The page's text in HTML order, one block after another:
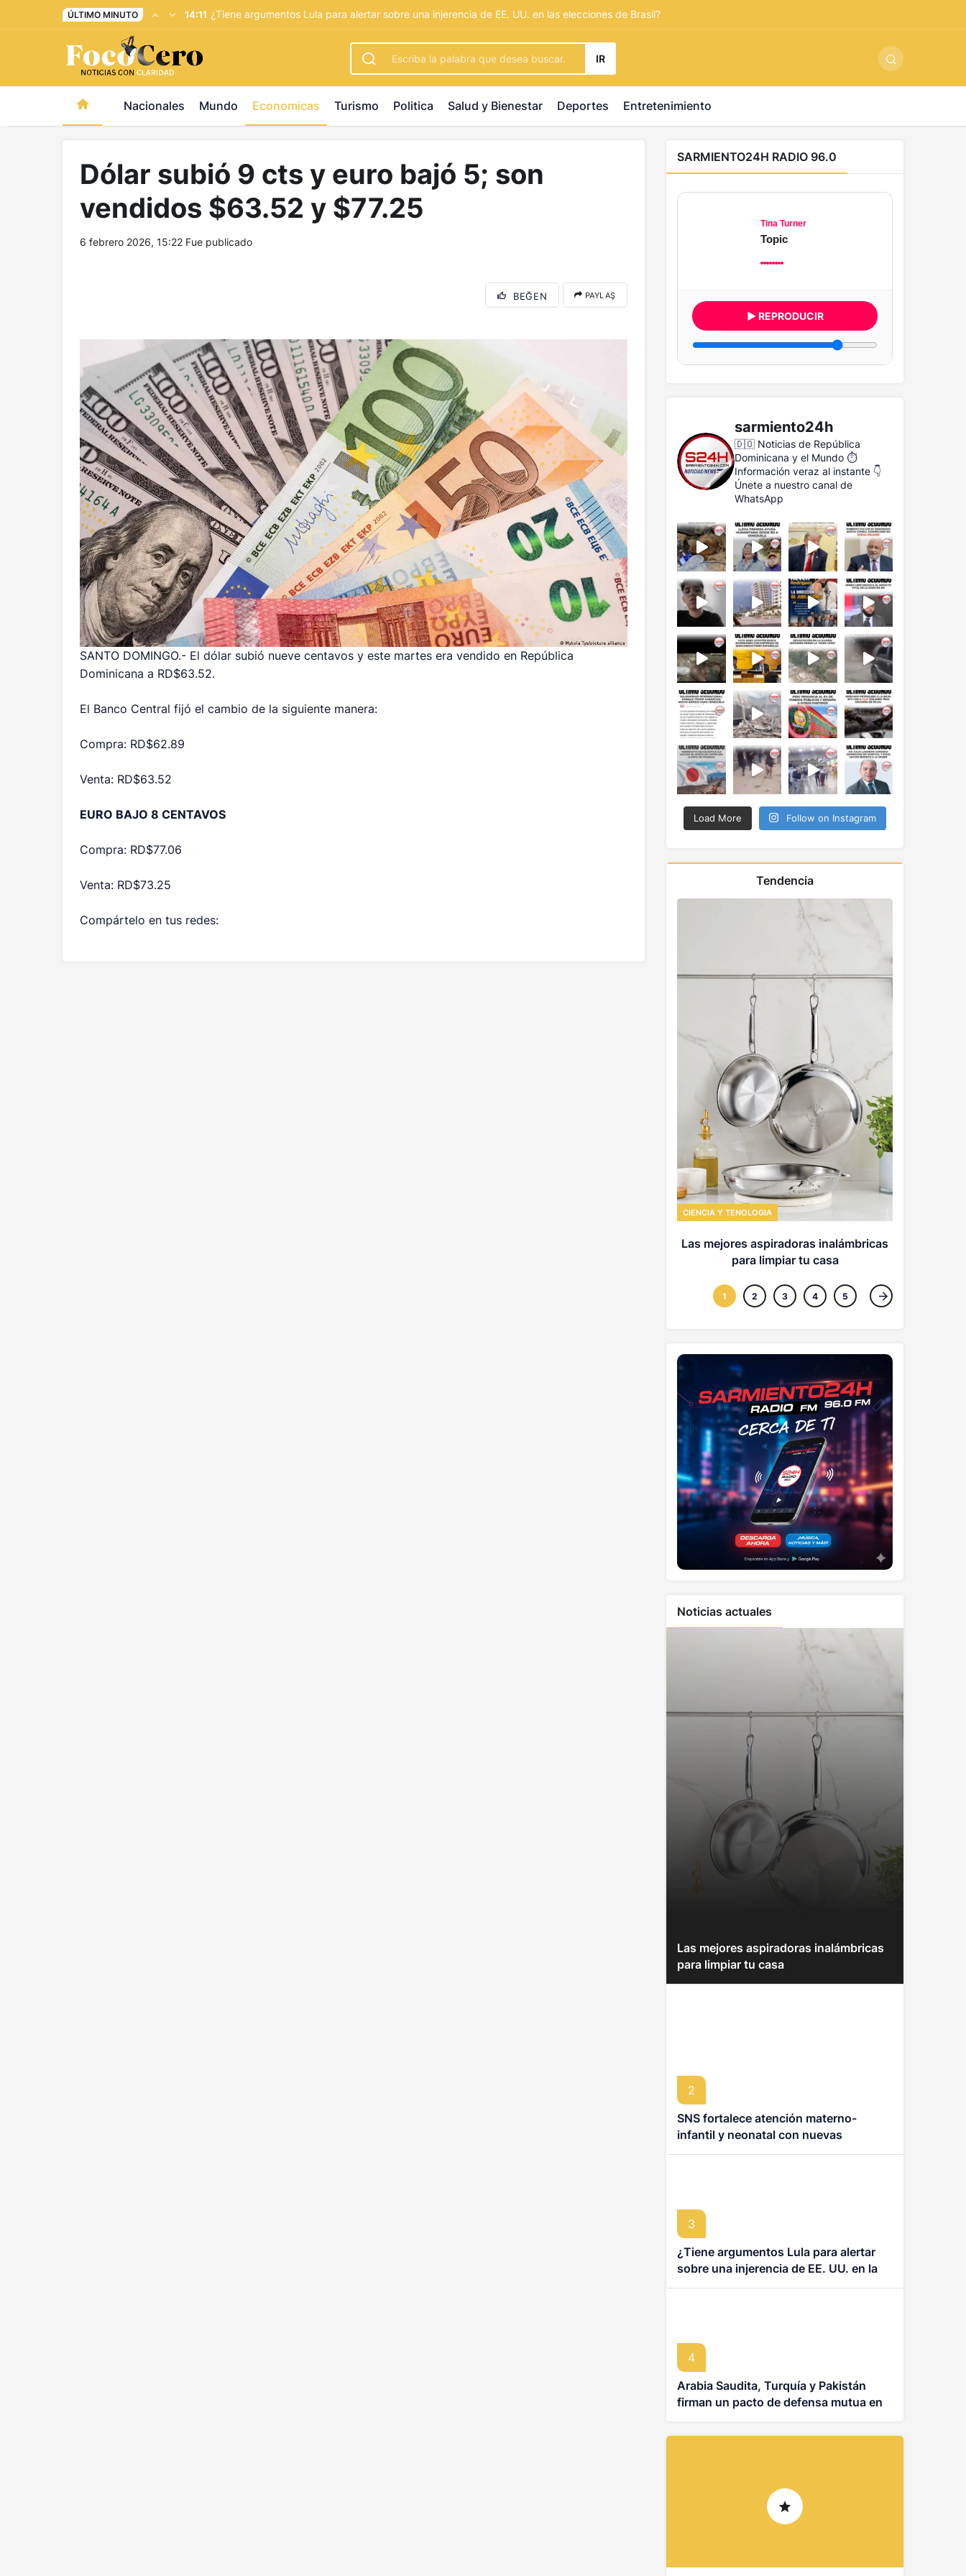
pusulabet giriş-trwin giriş levabet - vizebet giriş - masterbetting - palacebet1.com - kralbet yeni giriş - tlcasino giriş -betandyou
ÚLTIMO MINUTO 14:11 ¿Tiene argumentos Lula para alertar sobre una injerencia de EE. UU. en las elecciones de Brasil?
IR
Nacionales Mundo Economicas Turismo Politica Salud y Bienestar Deportes Entretenimiento
Dólar subió 9 cts y euro bajó 5; son
vendidos $63.52 y $77.25
6 febrero 2026, 15:22 Fue publicado
BEĞEN PAYLAŞ
SANTO DOMINGO.- El dólar subió nueve centavos y este martes era vendidoen República
Dominicana a RD$63.52.
El Banco Central fijó el cambio de la siguiente manera:
Compra: RD$62.89
Venta: RD$63.52
EURO BAJO 8 CENTAVOS
Compra: RD$77.06
Venta: RD$73.25
Compártelo en tus redes:
SARMIENTO24H RADIO 96.0
Tina Turner
Topic
▶ REPRODUCIR
sarmiento24h
🇩🇴 Noticias de República
Dominicana y el Mundo ⏱️
Información veraz al instante 👇
Únete a nuestro canal de
WhatsApp
Load More Follow on Instagram
Tendencia
CIENCIA Y TENOLOGIA
Las mejores aspiradoras inalámbricas
para limpiar tu casa
1 2 3 4 5
Noticias actuales
Las mejores aspiradoras inalámbricas
para limpiar tu casa
2
SNS fortalece atención materno-
infantil y neonatal con nuevas
estrategias y avances en la Red Pública
3
¿Tiene argumentos Lula para alertar
sobre una injerencia de EE. UU. en las
elecciones de Brasil?
4
Arabia Saudita, Turquía y Pakistán
firman un pacto de defensa mutua en